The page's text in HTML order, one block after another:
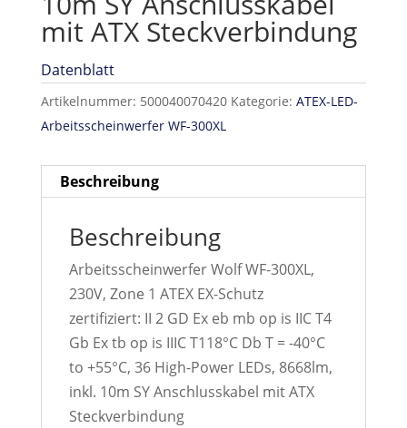
mit ATX Steckverbindung
Datenblatt
Artikelnummer: 500040070420 Kategorie: ATEX-LED-
Arbeitsscheinwerfer WF-300XL
Beschreibung
Beschreibung
Arbeitsscheinwerfer Wolf WF-300XL,
230V, Zone 1 ATEX EX-Schutz
zertifiziert: II 2 GD Ex eb mb op is IIC T4
Gb Ex tb op is IIIC T118°C Db T = -40°C
to +55°C, 36 High-Power LEDs, 8668lm,
inkl. 10m SY Anschlusskabel mit ATX
Steckverbindung